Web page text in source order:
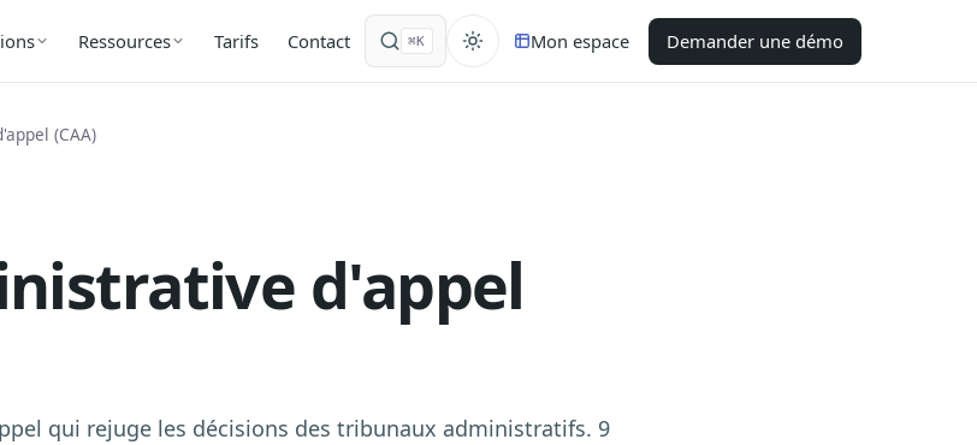
Ressources Tarifs Contact ⌘K Mon espace Demander une démo
(CAA)
d'appel
qui rejuge les décisions des tribunaux administratifs. 9